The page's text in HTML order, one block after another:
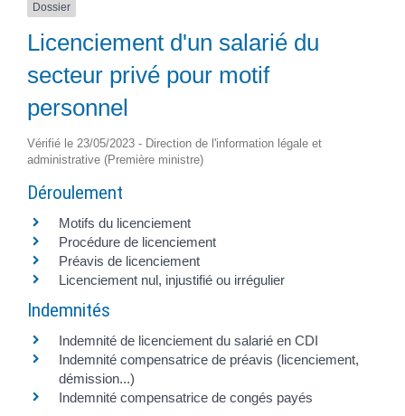
Dossier
Licenciement d'un salarié du
secteur privé pour motif
personnel
Vérifié le 23/05/2023 - Direction de l'information légale et
administrative (Première ministre)
Déroulement
Motifs du licenciement
Procédure de licenciement
Préavis de licenciement
Licenciement nul, injustifié ou irrégulier
Indemnités
Indemnité de licenciement du salarié en CDI
Indemnité compensatrice de préavis (licenciement,
démission...)
Indemnité compensatrice de congés payés